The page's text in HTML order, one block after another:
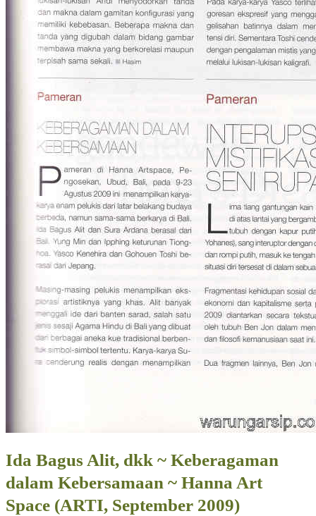
Ida Bagus Alit, dkk ~ Keberagaman
dalam Kebersamaan ~ Hanna Art
Space (ARTI, September 2009)